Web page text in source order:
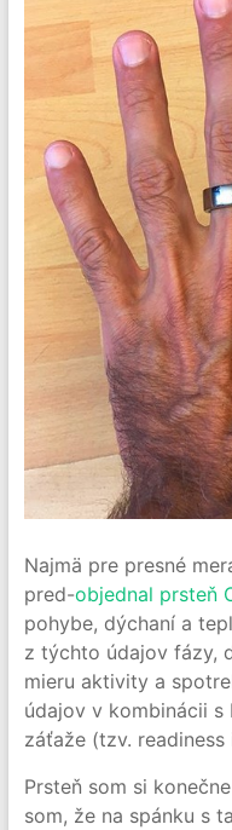
Najmä pre presné
pred-objednal prsteň
pohybe, dýchaní a
z týchto údajov fázy,
mieru aktivity a
údajov v kombinácii s
záťaže (tzv. readiness
Prsteň som si
som, že na spánku s